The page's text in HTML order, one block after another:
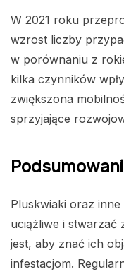
W 2021 roku
wzrost liczby
w porównaniu z
kilka czynników
zwiększona
sprzyjające
Pluskwiaki oraz
uciążliwe i stwarzać
jest, aby znać ich
infestacjom.